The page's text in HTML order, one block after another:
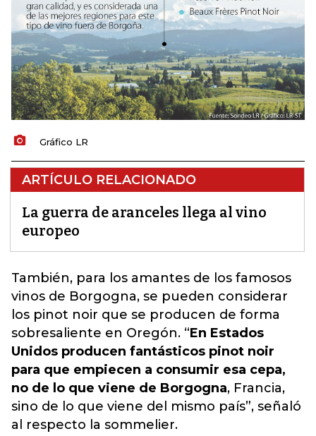
Gráfico LR
ARTÍCULO RELACIONADO
La guerra de aranceles llega al vino
europeo
También, para los amantes de los famosos
vinos de Borgogna, se pueden considerar
los pinot noir que se producen de forma
sobresaliente en Oregón. “En Estados
Unidos producen fantásticos pinot noir
para que empiecen a consumir esa cepa,
no de lo que viene de Borgogna, Francia,
sino de lo que viene del mismo país”, señaló
al respecto la sommelier.